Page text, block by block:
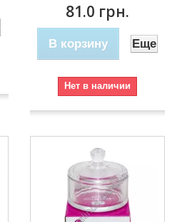
81.0 грн.
В корзину Еще
Нет в наличии